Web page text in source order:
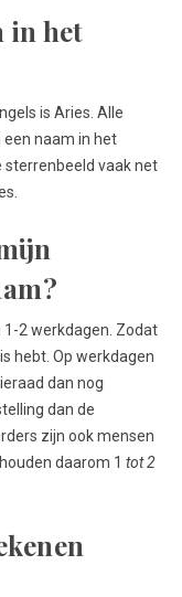
in het
is Aries. Alle
een naam in het
sterrenbeeld vaak net
1-2 werkdagen. Zodat
hebt. Op werkdagen
dan nog
dan de
zijn ook mensen
daarom 1 tot 2